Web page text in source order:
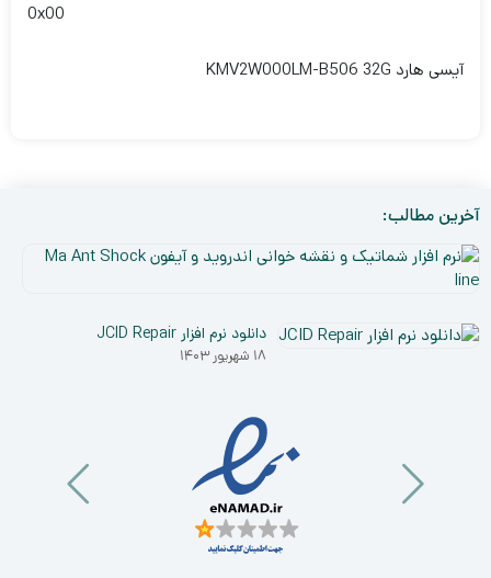
0x00
آیسی هارد KMV2W000LM-B506 32G
آخرین مطالب:
دانلود نرم افزار JCID Repair
۱۸ شهریور ۱۴۰۳